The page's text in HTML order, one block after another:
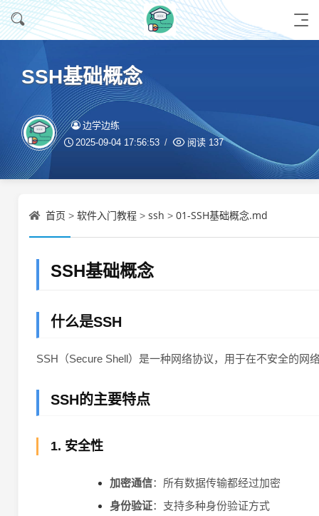
SSH基础概念
边学边练
2025-09-04 17:56:53 阅读 137
首页 > 软件入门教程 > ssh > 01-SSH基础概念.md
SSH基础概念
什么是SSH
SSH（Secure Shell）是一种网络协议，用于在不安全的
SSH的主要特点
1. 安全性
加密通信：所有数据传输都经过加密
身份验证：支持多种身份验证方式